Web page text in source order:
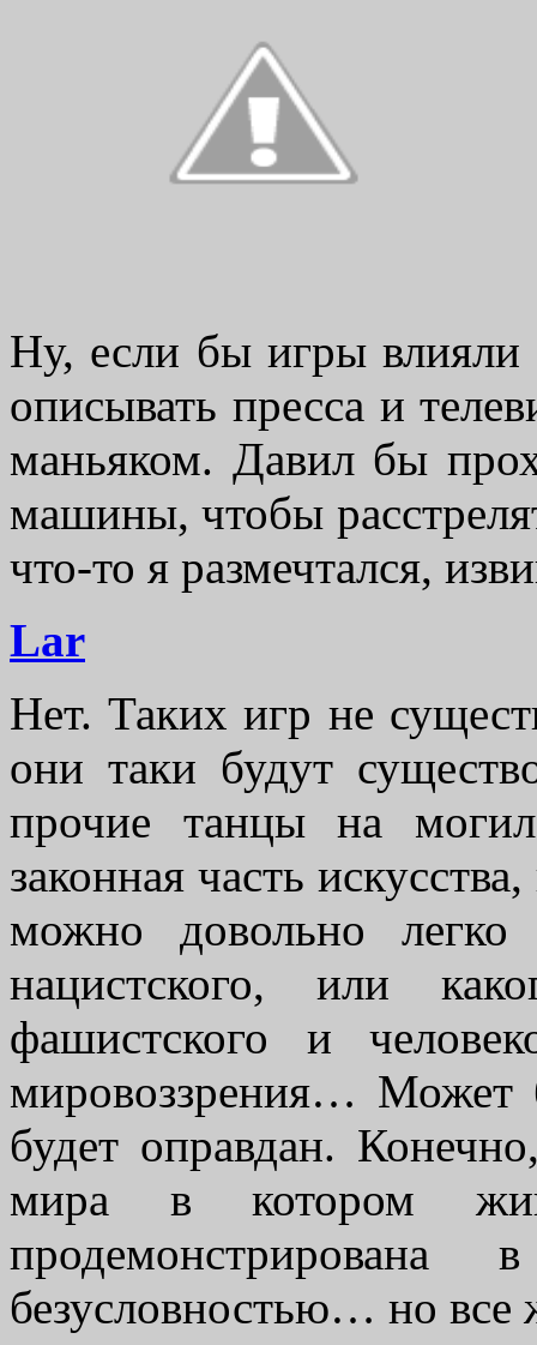
Ну, если бы игры влияли
описывать пресса и
маньяком. Давил бы
машины, чтобы
что-то я размечтался,
Lar
Нет. Таких игр не
они таки будут
прочие танцы на
законная часть
можно довольно легко
нацистского, или
фашистского и
мировоззрения… Может
будет оправдан.
мира в котором
безусловностью… но все